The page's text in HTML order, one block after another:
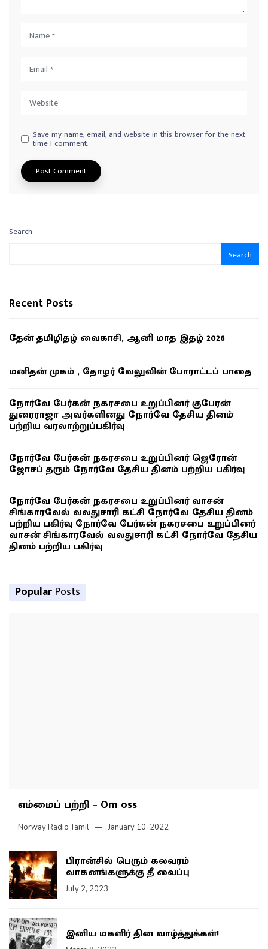
Save my name, email, and website in this browser for the next
time I comment.
Search
Search
Recent Posts
தேன் தமிழிதழ் வைகாசி, ஆனி மாத இதழ் 2026
மனிதன் முகம் , தோழர் வேலுவின் போராட்டப் பாதை
நோர்வே பேர்கன் நகரசபை உறுப்பினர் குபேரன்
துரைராஜா அவர்களினது நோர்வே தேசிய தினம்
பற்றிய வரலாற்றுப்பகிர்வு
நோர்வே பேர்கன் நகரசபை உறுப்பினர் ஜெரோன்
ஜோசப் தரும் நோர்வே தேசிய தினம் பற்றிய பகிர்வு
நோர்வே பேர்கன் நகரசபை உறுப்பினர் வாசன்
சிங்காரவேல் வலதுசாரி கட்சி நோர்வே தேசிய தினம்
பற்றிய பகிர்வு நோர்வே பேர்கன் நகரசபை உறுப்பினர்
வாசன் சிங்காரவேல் வலதுசாரி கட்சி நோர்வே தேசிய
தினம் பற்றிய பகிர்வு
Popular Posts
எம்மைப் பற்றி – Om oss
Norway Radio Tamil January 10, 2022
பிரான்சில் பெரும் கலவரம்
வாகனங்களுக்கு தீ வைப்பு
July 2, 2023
இனிய மகளிர் தின வாழ்த்துக்கள்!